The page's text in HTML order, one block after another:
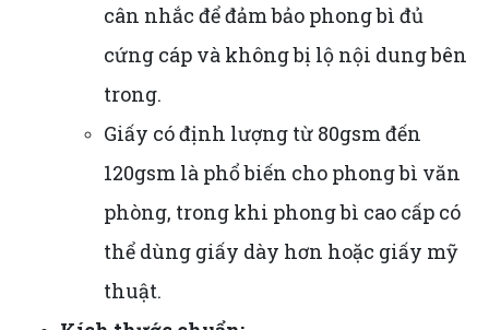
cân nhắc để đảm bảo phong bì đủ
cứng cáp và không bị lộ nội dung bên
trong.
Giấy có định lượng từ 80gsm đến
120gsm là phổ biến cho phong bì văn
phòng, trong khi phong bì cao cấp có
thể dùng giấy dày hơn hoặc giấy mỹ
thuật.